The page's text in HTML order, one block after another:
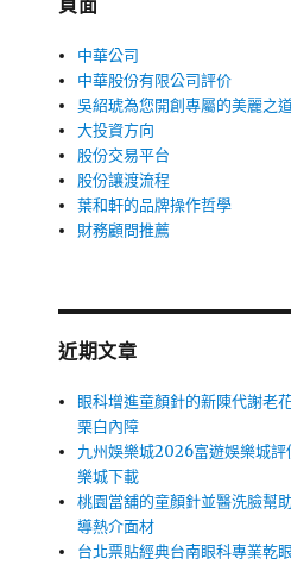
頁面
中華公司
中華股份有限公司評价
吳紹琥為您開創專屬的美麗之
大投資方向
股份交易平台
股份讓渡流程
葉和軒的品牌操作哲學
財務顧問推薦
近期文章
眼科增進童顏針的新陳代謝老
栗白內障
九州娛樂城2026富遊娛樂城
樂城下載
桃園當舖的童顏針並醫洗臉幫
導熱介面材
台北票貼經典台南眼科專業乾